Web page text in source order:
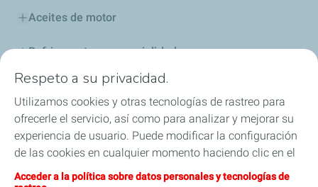
Aceites de motor
Refrigerantes y especialidades
Distribuidores
Sponsoring
Industria
Respeto a su privacidad.
Utilizamos cookies y otras tecnologías de rastreo para
ofrecerle el servicio, así como para analizar y mejorar su
experiencia de usuario. Puede modificar la configuración
de las cookies en cualquier momento haciendo clic en el
botón «Gérer mes cookies» (Gestionar cookies). Al hacer
Acceder a la política sobre datos personales y tecnologías de